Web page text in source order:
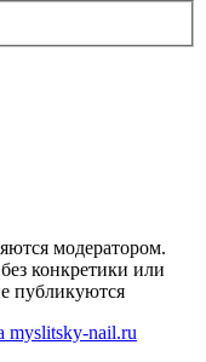
модератором.
конкретики или
публикуются
myslitsky-nail.ru